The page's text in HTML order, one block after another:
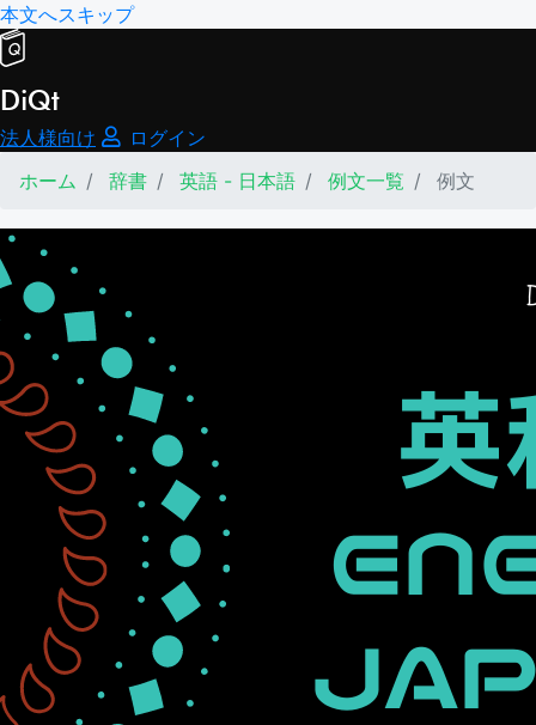
本文へスキップ
DiQt
法人様向け
ログイン
ホーム
辞書 英語 - 日本語 例文一覧 例文